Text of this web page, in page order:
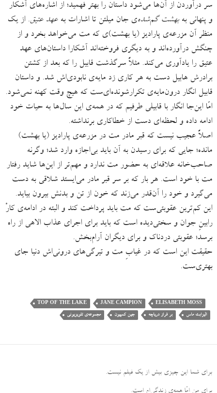
سر درآوردن از آن‌ها می‌شود داستان را بهتر فهمید؛ از اشاره‌های آشکار
و پنهانی بهبهشت گم‌شده‌ی جان میلتن تا اشارات بهعهد عتیق. از یک
منظر آن مزرعه‌ی پارادیز (یا بهشت)ی که مت می‌خواهد بخرد و از
چنگش درآورده‌اند و به دیگری فروخته‌اند آشکارا داستان‌های عهد
عتیق را یادآوری می‌کند. مثلاً سرگذشت قابیل را که بعد از کشتن
برادرش هابیل دست به هر کاری زد مایه‌ی نابودی‌اش شد. و داستان
قابیل انگار درون‌مایه‌ی تکرارشونده‌ای‌ست که هیچ‌ وقت کهنه نمی‌شود.
امّا این‌جا انگار با قابیلی طرفیم که در همه‌ی این سال‌ها به حیات خود
ادامه داده و لحظه‌ای دست از خطاکاری برنداشته.
اصلاً عجیب نیست که قبر مادر مت در مزرعه‌ی پارادیز (یا بهشت)
مانده؛ جایی که برای رسیدن به آن باید بی‌اجازه وارد شد؛ وگرنه
صاحب‌خانه علاقه‌ای به حضور مت ندارد و مهم‌تر از این‌ها شاید رفتار
مت با خود است. هر بار که بر سر قبر مادر می‌ایستد شلاقی به دست
می‌گیرد و خود را آن‌قدر می‌زند که خون از تن و بدنش بیرون بیاید.
این کم‌ترین عقوبتی‌ست که مت باید پرداخت کند و البته در ادامه‌ی کارْ
رابینِ جوان و سختی‌دیده است که باید برای اجرای عذاب الاهی از راه
برسد؛ عقوبتی دردناک و برای دیگران آرام‌بخش.
حقیقت این است که در غیابِ مت و تیرگی‌های درونی‌اش دنیا جای
بهتری‌ست.
ELISABETH MOSS
JANE CAMPION
TOP OF THE LAKE
الیزابت ماس بر فراز دریاچه جین کمپیون مجموعه‌ی تلویزیونی
برای شما این چیزی بیش از یک فیلم نیست.
برای من امّا همه‌ی زندگی‌ام است.